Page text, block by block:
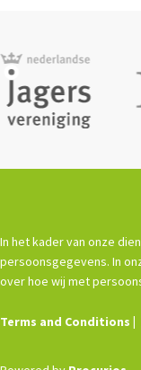
In het kader van onze
persoonsgegevens. In
over hoe wij met
Terms and Conditions